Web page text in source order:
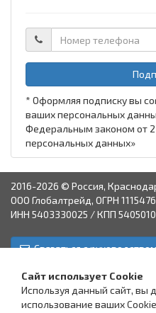
* Оформляя подписку вы
ваших персональных
Федеральным законом от
персональных данных»
2016-2026 © Россия,
ООО Глобалтрейд, ОГРН
ИНН 5403330025 / КПП
Связаться с
Сайт использует Cookie
Используя данный сайт, вы
использование ваших